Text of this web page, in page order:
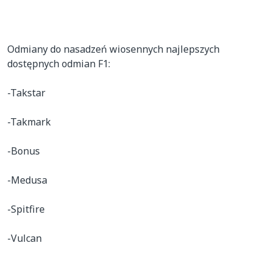
Odmiany do nasadzeń wiosennych najlepszych
dostępnych odmian F1:
-Takstar
-Takmark
-Bonus
-Medusa
-Spitfire
-Vulcan